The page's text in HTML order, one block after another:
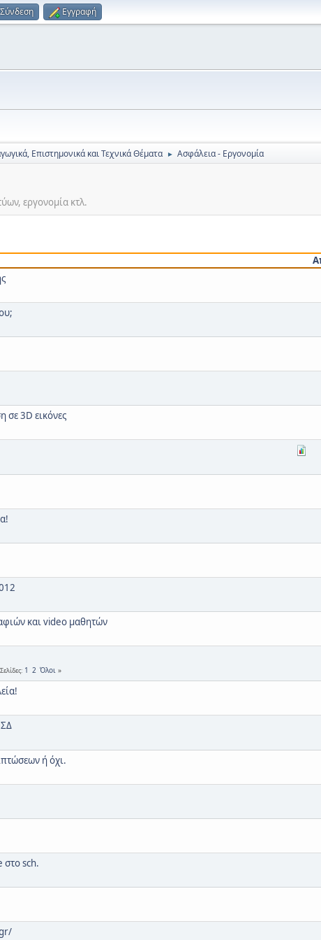
Σύνδεση Εγγραφή
Επιστημονικά και Τεχνικά Θέματα ► Ασφάλεια - Εργονομία
εργονομία κτλ.
σε 3D εικόνες
και video μαθητών
Σελίδες 1 2 Όλοι
ή όχι.
sch.